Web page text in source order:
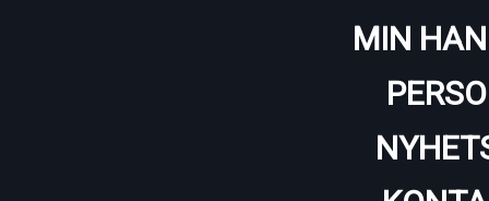
MIN